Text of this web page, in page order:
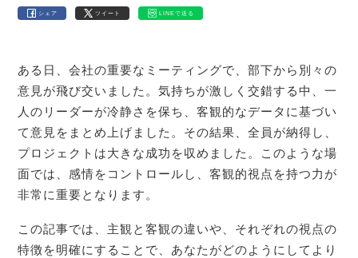
シェア ツイート LINEで送る
ある日、会社の重要なミーティングで、部下から別々の
意見が飛び交いました。気持ちが激しく交錯する中、一
人のリーダーが冷静さを保ち、客観的なデータに基づい
て意見をまとめ上げました。その結果、全員が納得し、
プロジェクトは大きな成功を収めました。このような場
面では、感情をコントロールし、客観的視点を持つ力が
非常に重要となります。
この記事では、主観と客観の違いや、それぞれの視点の
特徴を明確にすることで、あなたがどのようにしてより